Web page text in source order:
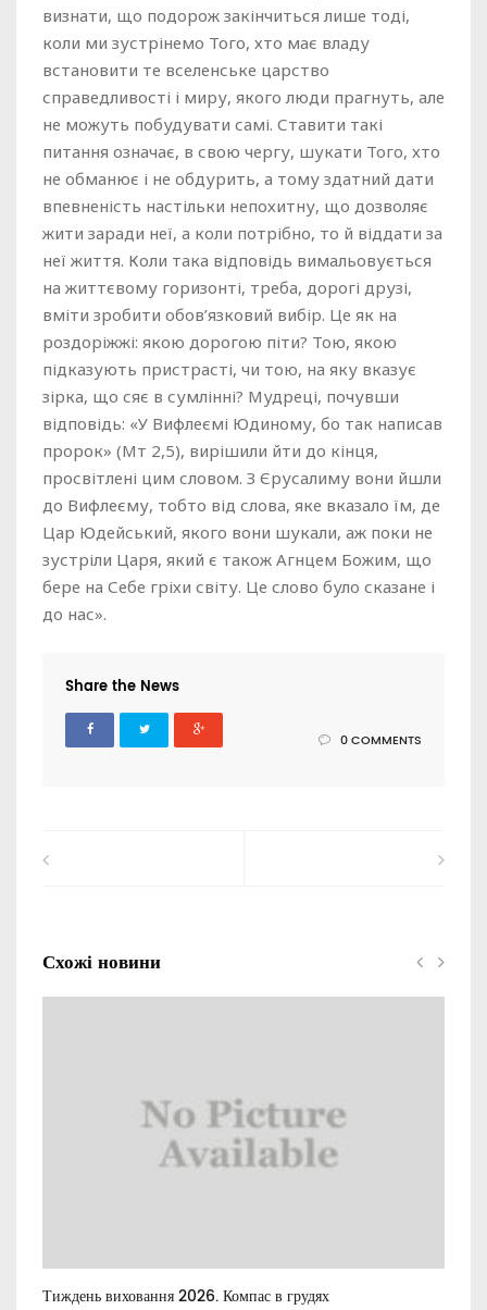
визнати, що подорож закінчиться лише тоді,
коли ми зустрінемо Того, хто має владу
встановити те вселенське царство
справедливості і миру, якого люди прагнуть, але
не можуть побудувати самі. Ставити такі
питання означає, в свою чергу, шукати Того, хто
не обманює і не обдурить, а тому здатний дати
впевненість настільки непохитну, що дозволяє
жити заради неї, а коли потрібно, то й віддати за
неї життя. Коли така відповідь вимальовується
на життєвому горизонті, треба, дорогі друзі,
вміти зробити обов’язковий вибір. Це як на
роздоріжжі: якою дорогою піти? Тою, якою
підказують пристрасті, чи тою, на яку вказує
зірка, що сяє в сумлінні? Мудреці, почувши
відповідь: «У Вифлеємі Юдиному, бо так написав
пророк» (Мт 2,5), вирішили йти до кінця,
просвітлені цим словом. З Єрусалиму вони йшли
до Вифлеєму, тобто від слова, яке вказало їм, де
Цар Юдейський, якого вони шукали, аж поки не
зустріли Царя, який є також Агнцем Божим, що
бере на Себе гріхи світу. Це слово було сказане і
до нас».
Share the News
0 COMMENTS
Схожі новини
Тиждень виховання 2026. Компас в грудях